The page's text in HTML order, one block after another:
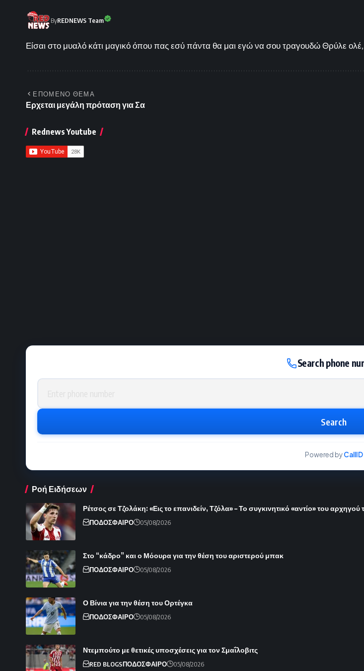
ByREDNEWS Team
Είσαι στο μυαλό κάτι μαγικό όπου πας εσύ πάντα θα μαι εγώ να σου τραγουδώ Θρύλε
ΕΠΟΜΕΝΟ ΘΕΜΑ
Ερχεται μεγάλη πρόταση για Σα
Rednews Youtube
Search phone
Phone number
Search
Powered byCallID
Ροή Ειδήσεων
Ρέτσος σε Τζολάκη: «Εις το επανιδείν, Τζόλα» – Το συγκινητικό «αντίο» του
ΠΟΔΟΣΦΑΙΡΟ 05/08/2026
Στο “κάδρο” και ο Μόουρα για την θέση του αριστερού μπακ
ΠΟΔΟΣΦΑΙΡΟ 05/08/2026
Ο Βίνια για την θέση του Ορτέγκα
ΠΟΔΟΣΦΑΙΡΟ 05/08/2026
Ντεμπούτο με θετικές υποσχέσεις για τον Σμαΐλοβιτς
RED BLOGSΠΟΔΟΣΦΑΙΡΟ 05/08/2026